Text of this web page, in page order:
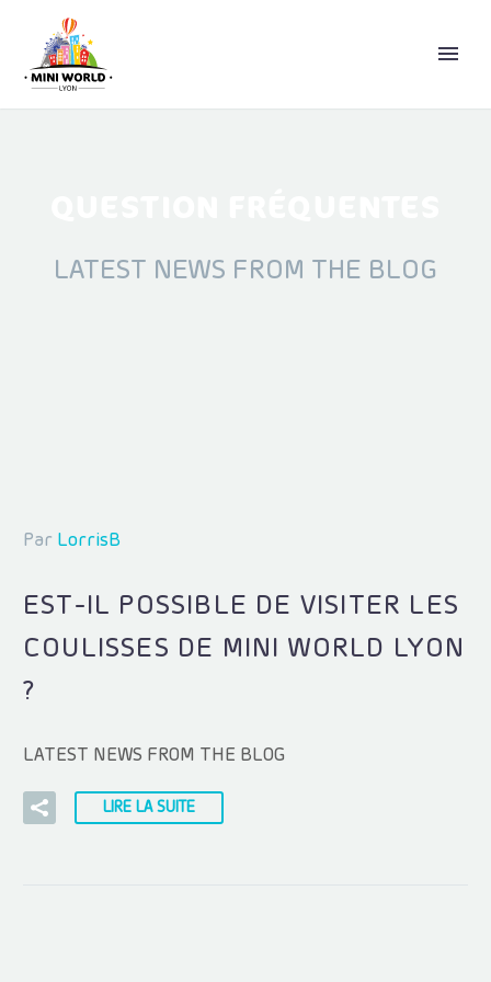
LATEST NEWS FROM THE BLOG
Par LorrisB
EST-IL POSSIBLE DE VISITER LES
COULISSES DE MINI WORLD LYON
?
LATEST NEWS FROM THE BLOG
LIRE LA SUITE